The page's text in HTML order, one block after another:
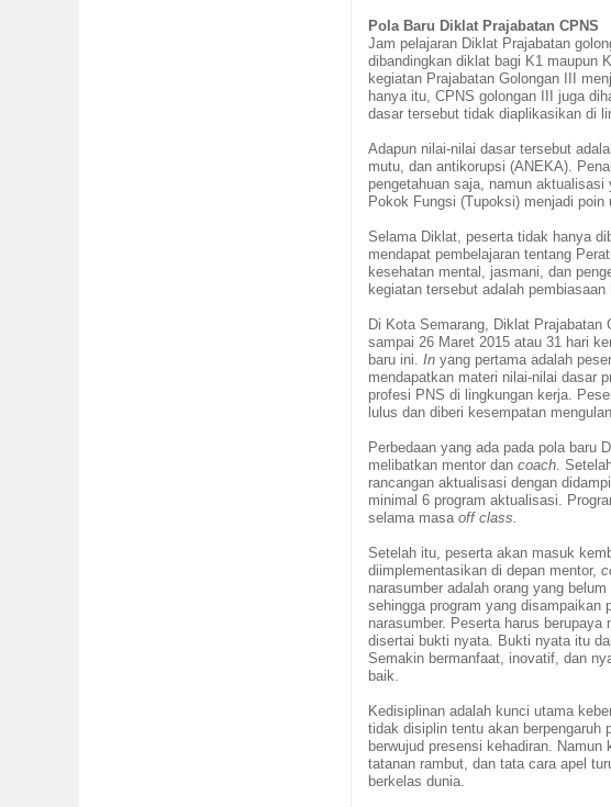
Pola Baru Diklat Prajabatan CPNS
Jam pelajaran Diklat Prajabatan
dibandingkan diklat bagi K1 maupun
kegiatan Prajabatan Golongan III
hanya itu, CPNS golongan III juga
dasar tersebut tidak diaplikasikan di
Adapun nilai-nilai dasar tersebut
mutu, dan antikorupsi (ANEKA).
pengetahuan saja, namun
Pokok Fungsi (Tupoksi) menjadi
Selama Diklat, peserta tidak hanya
mendapat pembelajaran tentang
kesehatan mental , jasmani, dan
kegiatan tersebut adalah
Di Kota Semarang, Diklat Prajabatan
sampai 26 Maret 2015 atau 31 hari
baru ini.Inyang pertama adalah
mendapatkan materi nilai-nilai dasar
profesi PNS di lingkungan kerja. P
lulus dan diberi kesempatan
Perbedaan yang ada pada pola baru
melibatkan mentor dancoach.
rancangan aktualisasi dengan
minimal 6 program aktualisasi.
selama masaoff class.
Setelah itu, peserta akan masuk
diimplementasikan di depan mentor,
narasumber adalah orang yang
sehingga program yang disampaikan
narasumber. Peserta harus berupaya
disertai bukti nyata. Bukti nyata itu
Semakin bermanfaat, inovatif, dan
baik.
Kedisiplinan adalah kunci utama
tidak disiplin tentu akan berpengaruh
berwujud presensi kehadiran.
tatanan rambut, dan tata cara apel
berkelas dunia.